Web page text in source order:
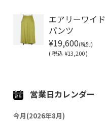
エアリーワイド
パンツ
¥19,600(税別)
(税込¥13,200 )
営業日カレンダー
今月(2026年8月)